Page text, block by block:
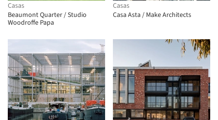
Casas
Beaumont Quarter / Studio
Woodroffe Papa
Casas
Casa Asta / Make Architects